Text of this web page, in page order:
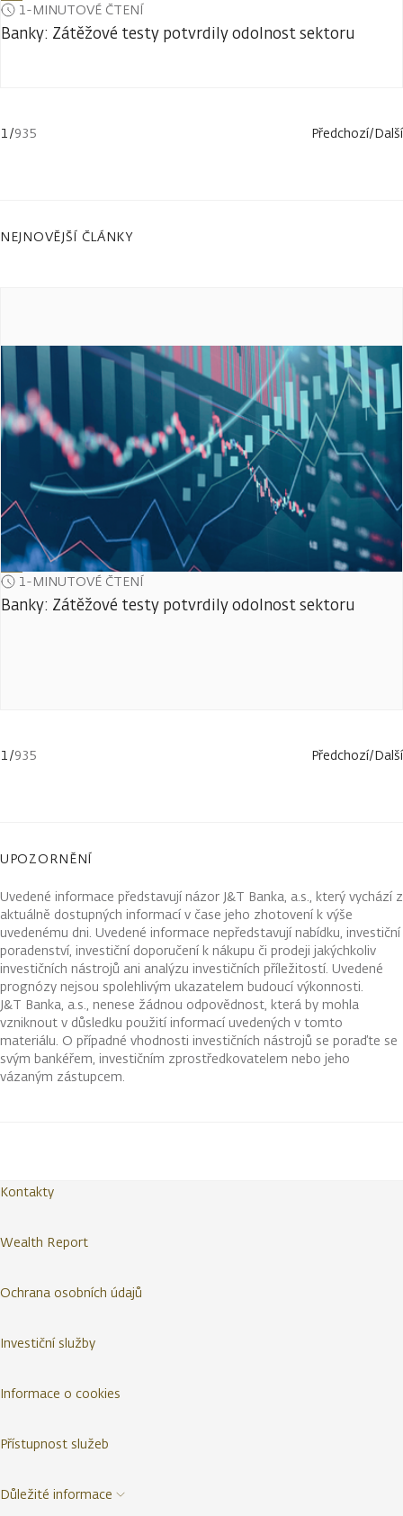
1-MINUTOVÉ ČTENÍ
Banky: Zátěžové testy potvrdily odolnost sektoru
1/935 Předchozí/Další
NEJNOVĚJŠÍ ČLÁNKY
1-MINUTOVÉ ČTENÍ
Banky: Zátěžové testy potvrdily odolnost sektoru
1/935 Předchozí/Další
UPOZORNĚNÍ
Uvedené informace představují názor J&T Banka, a.s., který vychází z
aktuálně dostupných informací v čase jeho zhotovení k výše
uvedenému dni. Uvedené informace nepředstavují nabídku, investiční
poradenství, investiční doporučení k nákupu či prodeji jakýchkoliv
investičních nástrojů ani analýzu investičních příležitostí. Uvedené
prognózy nejsou spolehlivým ukazatelem budoucí výkonnosti.
J&T Banka, a.s., nenese žádnou odpovědnost, která by mohla
vzniknout v důsledku použití informací uvedených v tomto
materiálu. O případné vhodnosti investičních nástrojů se poraďte se
svým bankéřem, investičním zprostředkovatelem nebo jeho
vázaným zástupcem.
Kontakty
Wealth Report
Ochrana osobních údajů
Investiční služby
Informace o cookies
Přístupnost služeb
Důležité informace